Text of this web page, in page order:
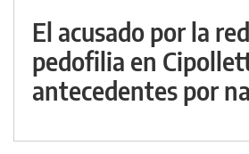
El acusado por la
pedofilia en
antecedentes por